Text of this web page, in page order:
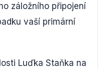
záložního připojení
vaší primární
Luďka Staňka na